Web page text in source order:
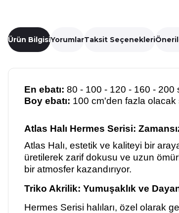
Ürün BilgisiYorumlarTaksit Seçenekleri
En ebatı: 80 - 100 - 120 - 160 - 200
Boy ebatı: 100 cm'den fazla
Atlas Halı Hermes Serisi:
Atlas Halı, estetik ve kaliteyi bir
üretilerek zarif dokusu ve uzun
bir atmosfer kazandırıyor.
Triko Akrilik: Yumuşaklık ve
Hermes Serisi halıları, özel olarak